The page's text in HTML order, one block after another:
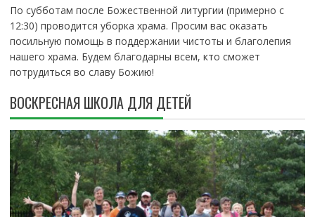
По субботам после Божественной литургии (примерно с
12:30) проводится уборка храма. Просим вас оказать
посильную помощь в поддержании чистоты и благолепия
нашего храма. Будем благодарны всем, кто сможет
потрудиться во славу Божию!
ВОСКРЕСНАЯ ШКОЛА ДЛЯ ДЕТЕЙ